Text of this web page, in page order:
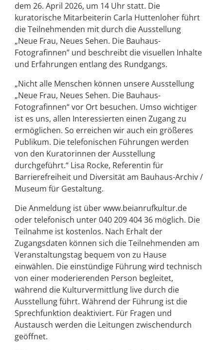
dem 26. April 2026, um 14 Uhr statt. Die
kuratorische Mitarbeiterin Carla Huttenloher führt
die Teilnehmenden mit durch die Ausstellung
„Neue Frau, Neues Sehen. Die Bauhaus-
Fotografinnen” und beschreibt die visuellen Inhalte
und Erfahrungen entlang des Rundgangs.
„Nicht alle Menschen können unsere Ausstellung
„Neue Frau, Neues Sehen. Die Bauhaus-
Fotografinnen“ vor Ort besuchen. Umso wichtiger
ist es uns, allen Interessierten einen Zugang zu
ermöglichen. So erreichen wir auch ein größeres
Publikum. Die telefonischen Führungen werden
von den Kuratorinnen der Ausstellung
durchgeführt.“ Lisa Rocke, Referentin für
Barrierefreiheit und Diversität am Bauhaus-Archiv /
Museum für Gestaltung.
Die Anmeldung ist über www.beianrufkultur.de
oder telefonisch unter 040 209 404 36 möglich. Die
Teilnahme ist kostenlos. Nach Erhalt der
Zugangsdaten können sich die Teilnehmenden am
Veranstaltungstag bequem von zu Hause
einwählen. Die einstündige Führung wird technisch
von einer moderierenden Person begleitet,
während die Kulturvermittlung live durch die
Ausstellung führt. Während der Führung ist die
Sprechfunktion deaktiviert. Für Fragen und
Austausch werden die Leitungen zwischendurch
geöffnet.